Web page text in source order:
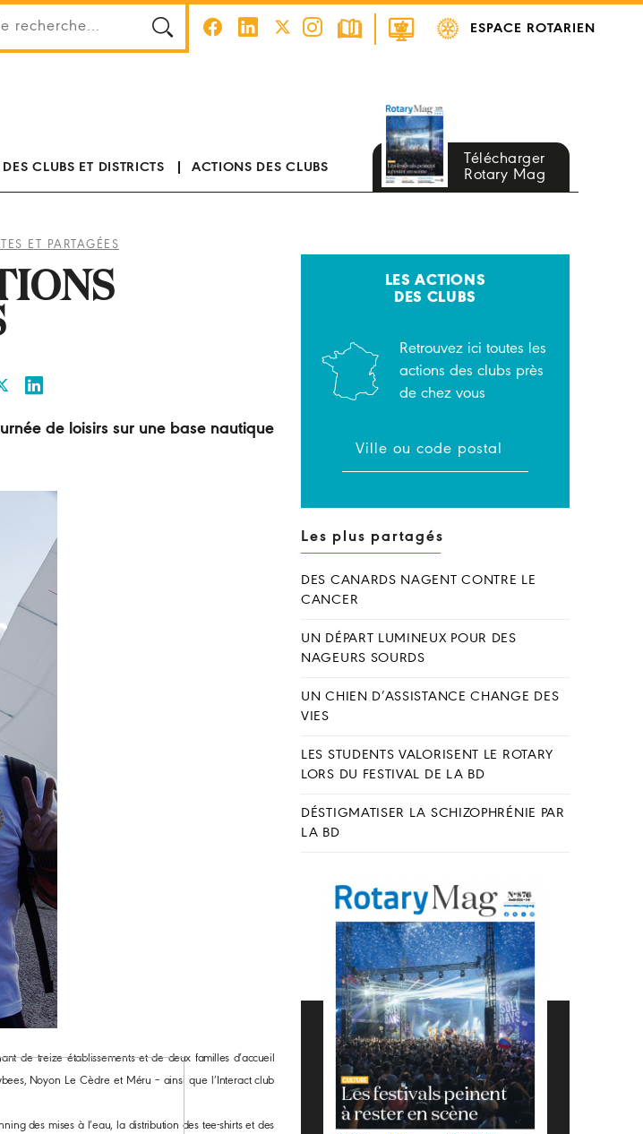
ESPACE ROTARIEN
CLUBS ET DISTRICTS ACTIONS DES CLUBS
Télécharger
Rotary Mag
ET PARTAGÉES
de loisirs sur une base nautique
de treize établissements et de deux familles d’accueil
Noyon Le Cèdre et Méru – ainsi que l’Interactclub
des mises à l’eau, la distribution des tee-shirts et des
LES ACTIONS
DES CLUBS
Retrouvez ici toutes les
actions des clubs près
de chez vous
Les plus partagés
DES CANARDS NAGENT CONTRE LE
CANCER
UN DÉPART LUMINEUX POUR DES
NAGEURS SOURDS
UN CHIEN D’ASSISTANCE CHANGE DES
VIES
LES STUDENTS VALORISENT LE ROTARY
LORS DU FESTIVAL DE LA BD
DÉSTIGMATISER LA SCHIZOPHRÉNIE PAR
LA BD